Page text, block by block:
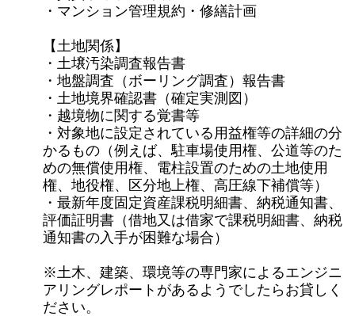
・マンション管理規約・修繕計画
【土地関係】
・土壌汚染調査報告書
・地盤調査（ボーリング調査）報告書
・土地境界確認書（確定実測図）
・越境物に関する覚書等
・対象地に設定されている用益権等の詳細の分
かるもの（例えば、駐車場使用権、公道等のた
めの無償使用権、 電柱設置のための土地使用
権、地役権、区分地上権、高圧線下補償等）
・最新年度固定資産課税明細書、納税通知書、
評価証明書（借地又は借家で課税明細書、納税
通知書の入手が困難な場合）
※ 土木、建築、環境等の専門家によるエンジニ
アリングレポートがあるようでしたらお貸しく
ださい。